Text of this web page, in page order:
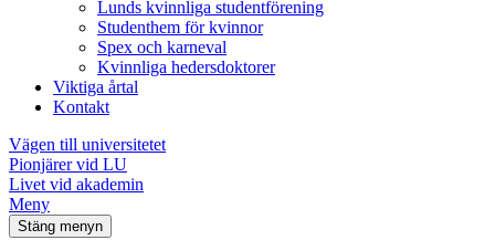
Lunds kvinnliga studentförening
Studenthem för kvinnor
Spex och karneval
Kvinnliga hedersdoktorer
Viktiga årtal
Kontakt
Vägen till universitetet
Pionjärer vid LU
Livet vid akademin
Meny
Stäng menyn